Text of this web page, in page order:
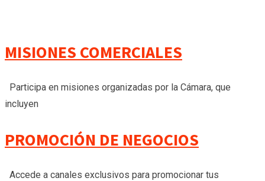
MISIONES COMERCIALES
Participa en misiones organizadas por la Cámara, que
incluyen
PROMOCIÓN DE NEGOCIOS
Accede a canales exclusivos para promocionar tus